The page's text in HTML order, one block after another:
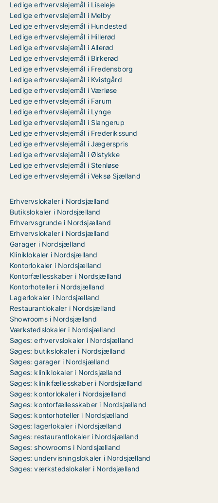
Ledige erhvervslejemål i Liseleje
Ledige erhvervslejemål i Melby
Ledige erhvervslejemål i Hundested
Ledige erhvervslejemål i Hillerød
Ledige erhvervslejemål i Allerød
Ledige erhvervslejemål i Birkerød
Ledige erhvervslejemål i Fredensborg
Ledige erhvervslejemål i Kvistgård
Ledige erhvervslejemål i Værløse
Ledige erhvervslejemål i Farum
Ledige erhvervslejemål i Lynge
Ledige erhvervslejemål i Slangerup
Ledige erhvervslejemål i Frederikssund
Ledige erhvervslejemål i Jægerspris
Ledige erhvervslejemål i Ølstykke
Ledige erhvervslejemål i Stenløse
Ledige erhvervslejemål i Veksø Sjælland
Erhvervslokaler i Nordsjælland
Butikslokaler i Nordsjælland
Erhvervsgrunde i Nordsjælland
Erhvervslokaler i Nordsjælland
Garager i Nordsjælland
Kliniklokaler i Nordsjælland
Kontorlokaler i Nordsjælland
Kontorfællesskaber i Nordsjælland
Kontorhoteller i Nordsjælland
Lagerlokaler i Nordsjælland
Restaurantlokaler i Nordsjælland
Showrooms i Nordsjælland
Værkstedslokaler i Nordsjælland
Søges: erhvervslokaler i Nordsjælland
Søges: butikslokaler i Nordsjælland
Søges: garager i Nordsjælland
Søges: kliniklokaler i Nordsjælland
Søges: klinikfællesskaber i Nordsjælland
Søges: kontorlokaler i Nordsjælland
Søges: kontorfællesskaber i Nordsjælland
Søges: kontorhoteller i Nordsjælland
Søges: lagerlokaler i Nordsjælland
Søges: restaurantlokaler i Nordsjælland
Søges: showrooms i Nordsjælland
Søges: undervisningslokaler i Nordsjælland
Søges: værkstedslokaler i Nordsjælland